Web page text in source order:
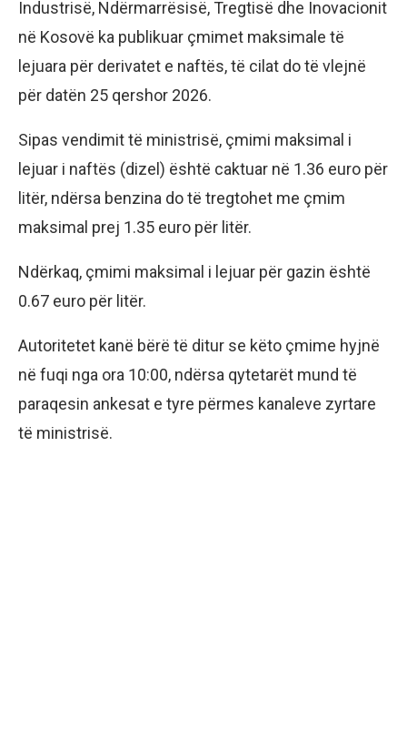
Industrisë, Ndërmarrësisë, Tregtisë dhe Inovacionit
në Kosovë ka publikuar çmimet maksimale të
lejuara për derivatet e naftës, të cilat do të vlejnë
për datën 25 qershor 2026.
Sipas vendimit të ministrisë, çmimi maksimal i
lejuar i naftës (dizel) është caktuar në 1.36 euro për
litër, ndërsa benzina do të tregtohet me çmim
maksimal prej 1.35 euro për litër.
Ndërkaq, çmimi maksimal i lejuar për gazin është
0.67 euro për litër.
Autoritetet kanë bërë të ditur se këto çmime hyjnë
në fuqi nga ora 10:00, ndërsa qytetarët mund të
paraqesin ankesat e tyre përmes kanaleve zyrtare
të ministrisë.